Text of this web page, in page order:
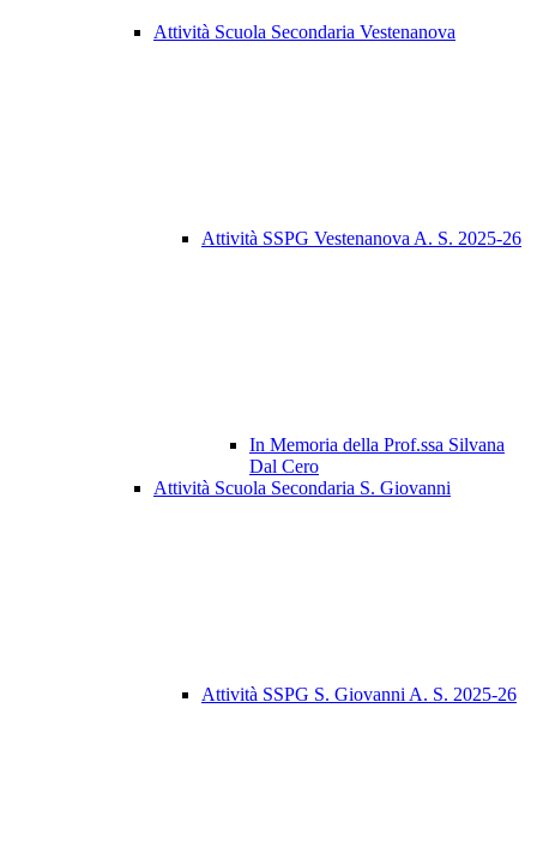
Attività Scuola Secondaria Vestenanova
Attività SSPG Vestenanova A. S. 2025-26
In Memoria della Prof.ssa Silvana
Dal Cero
Attività Scuola Secondaria S. Giovanni
Attività SSPG S. Giovanni A. S. 2025-26